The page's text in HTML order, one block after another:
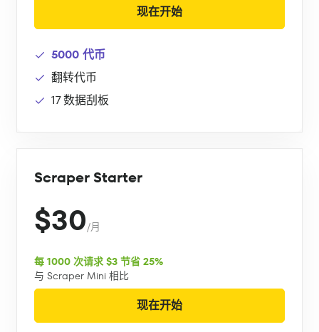
现在开始
5000 代币
翻转代币
17 数据刮板
Scraper Starter
$30/月
每 1000 次请求 $3 节省 25%
与 Scraper Mini 相比
现在开始